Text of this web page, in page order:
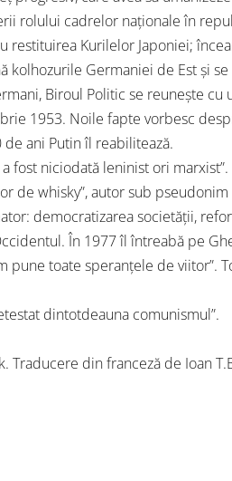
rolului cadrelor naționale în
Kurilelor Japoniei;
kolhozurile Germaniei de Est și
Biroul Politic se reunește cu
1953. Noile fapte vorbesc
ani Putin îl reabilitează.
fost niciodată leninist ori marxist”.
de whisky”, autor sub
democratizarea societății,
În 1977 îl întreabă pe
pune toate speranțele de viitor”.
dintotdeauna comunismul”.
Traducere din franceză de Ioan